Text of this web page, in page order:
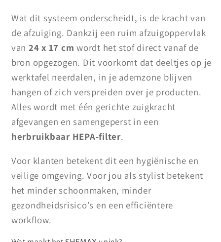
Wat dit systeem onderscheidt, is de kracht van
de afzuiging. Dankzij een ruim afzuigoppervlak
van 24 x 17 cm wordt het stof direct vanaf de
bron opgezogen. Dit voorkomt dat deeltjes op je
werktafel neerdalen, in je ademzone blijven
hangen of zich verspreiden over je producten.
Alles wordt met één gerichte zuigkracht
afgevangen en samengeperst in een
herbruikbaar HEPA-filter.
Voor klanten betekent dit een hygiënische en
veilige omgeving. Voor jou als stylist betekent
het minder schoonmaken, minder
gezondheidsrisico’s en een efficiëntere
workflow.